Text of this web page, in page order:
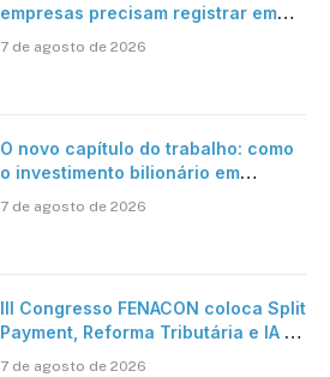
empresas precisam registrar em
7 de agosto de 2026
O novo capítulo do trabalho: como
o investimento bilionário em
verdadeira era da inteligência
7 de agosto de 2026
III Congresso FENACON coloca Split
Payment, Reforma Tributária e IA no
7 de agosto de 2026